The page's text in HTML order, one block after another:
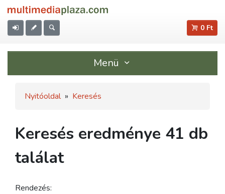
0 Ft
Menü
Nyitóoldal » Keresés
Keresés eredménye 41 db
találat
Rendezés: